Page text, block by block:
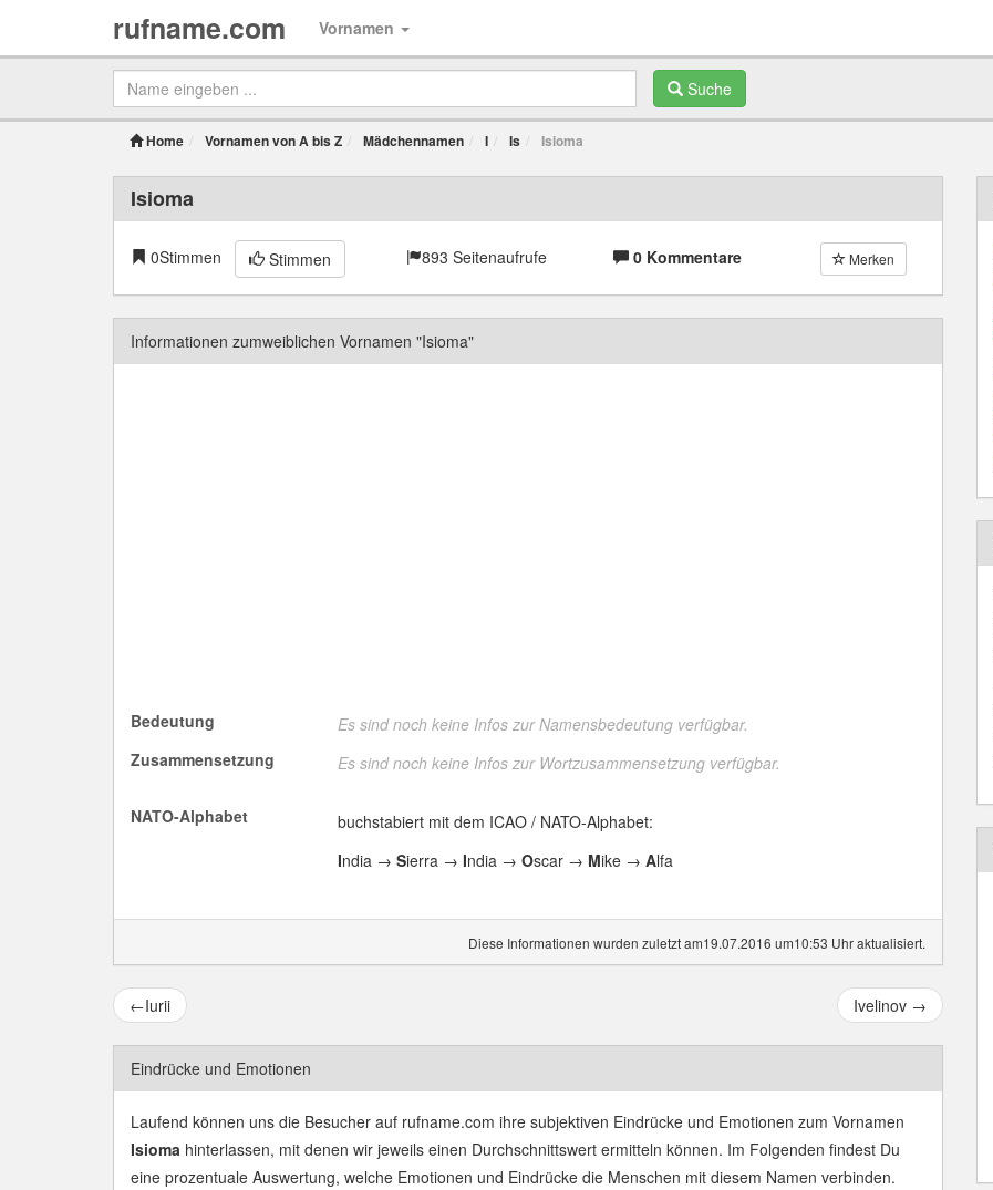
rufname.com Vornamen
Suche
Home Vornamen von A bis Z Mädchennamen I Is Isioma
Isioma
0Stimmen Stimmen 893 Seitenaufrufe 0 Kommentare Merken
Informationen zumweiblichen Vornamen "Isioma"
Bedeutung
Es sind noch keine Infos zur Namensbedeutung verfügbar.
Zusammensetzung
Es sind noch keine Infos zur Wortzusammensetzung verfügbar.
NATO-Alphabet
buchstabiert mit dem ICAO / NATO-Alphabet:
India → Sierra → India → Oscar → Mike → Alfa
Diese Informationen wurden zuletzt am19.07.2016 um10:53 Uhr aktualisiert.
←Iurii Ivelinov →
Eindrücke und Emotionen
Laufend können uns die Besucher auf rufname.com ihre subjektiven Eindrücke und Emotionen zum Vornamen
Isioma hinterlassen, mit denen wir jeweils einen Durchschnittswert ermitteln können. Im Folgenden findest Du
eine prozentuale Auswertung, welche Emotionen und Eindrücke die Menschen mit diesem Namen verbinden.